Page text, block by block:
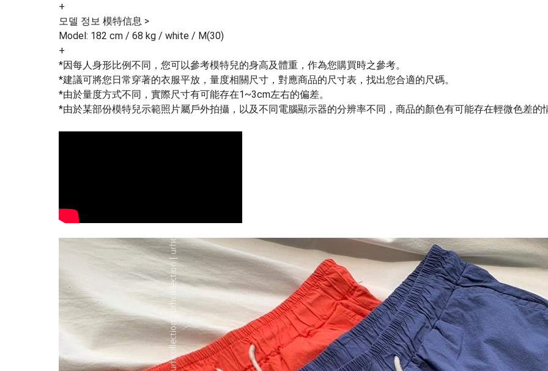
+
모델 정보 模特信息 >
Model: 182 cm / 68 kg / white / M(30)
+
*因每人身形比例不同，您可以參考模特兒的身高及體重，作為您購買時之參考。
*建議可將您日常穿著的衣服平放，量度相關尺寸，對應商品的尺寸表，找出您合適的尺碼。
*由於量度方式不同，實際尺寸有可能存在1~3cm左右的偏差。
*由於某部份模特兒示範照片屬戶外拍攝，以及不同電腦顯示器的分辨率不同，商品的顏色有可能存在輕微色差的